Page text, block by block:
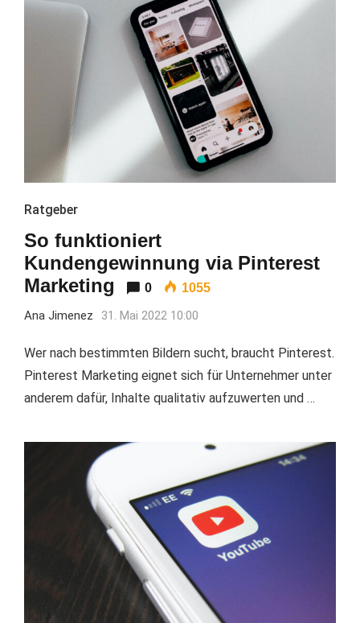
Ratgeber
So funktioniert
Kundengewinnung via Pinterest
Marketing
0 1055
Ana Jimenez 31. Mai 2022 10:00
Wer nach bestimmten Bildern sucht, braucht Pinterest.
Pinterest Marketing eignet sich für Unternehmer unter
anderem dafür, Inhalte qualitativ aufzuwerten und …